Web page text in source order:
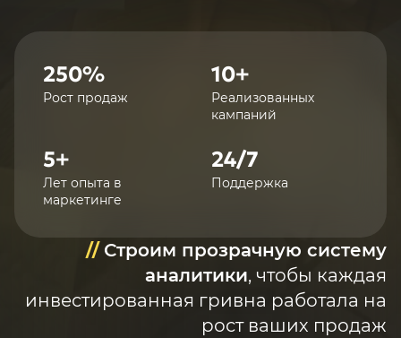
250%
Рост продаж
10+
Реализованных
кампаний
5+
Лет опыта в
маркетинге
24/7
Поддержка
// Строим прозрачную систему
аналитики, чтобы каждая
инвестированная гривна работала на
рост ваших продаж